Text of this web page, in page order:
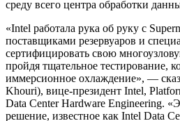
среду всего центра обработки
«Intel работала рука об руку с
поставщиками резервуаров и
сертифицировать свою
пройдя тщательное тестирование,
иммерсионное охлаждение», —
Khouri), вице-президент Intel,
Data Center Hardware Engineering.
решение, известное как Intel Data